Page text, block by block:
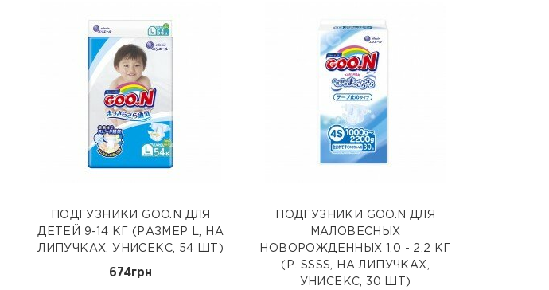
ПОДГУЗНИКИ GOO.N ДЛЯ
ДЕТЕЙ 9-14 КГ (РАЗМЕР L, НА
ЛИПУЧКАХ, УНИСЕКС, 54 ШТ)
674грн
ПОДГУЗНИКИ GOO.N ДЛЯ
МАЛОВЕСНЫХ
НОВОРОЖДЕННЫХ 1,0 - 2,2 КГ
(Р. SSSS, НА ЛИПУЧКАХ,
УНИСЕКС, 30 ШТ)